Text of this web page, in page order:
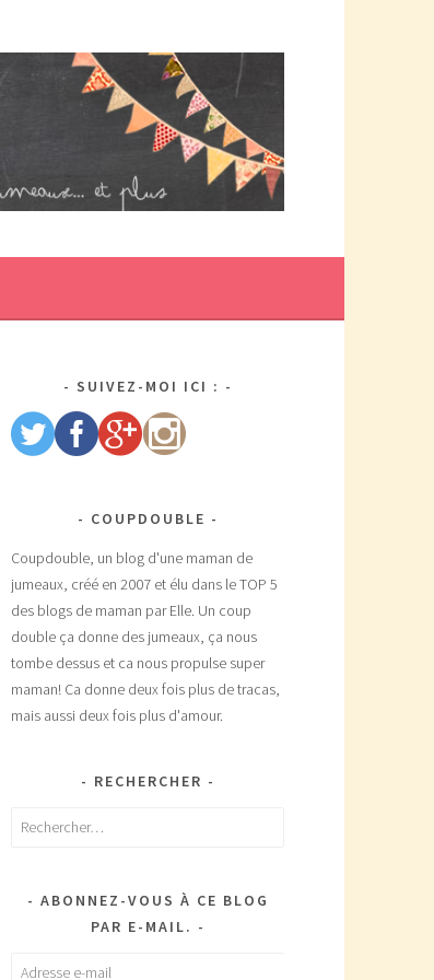
MAIS AUSSI DEUX FOIS PLUS D'AMOUR.
SUIVEZ-MOI ICI :
COUPDOUBLE
Coupdouble, un blog d'une maman de
jumeaux, créé en 2007 et élu dans le TOP 5
des blogs de maman par Elle. Un coup
double ça donne des jumeaux, ça nous
tombe dessus et ca nous propulse super
maman! Ca donne deux fois plus de tracas,
mais aussi deux fois plus d'amour.
RECHERCHER
Rechercher :
ABONNEZ-VOUS À CE BLOG
PAR E-MAIL.
Adresse